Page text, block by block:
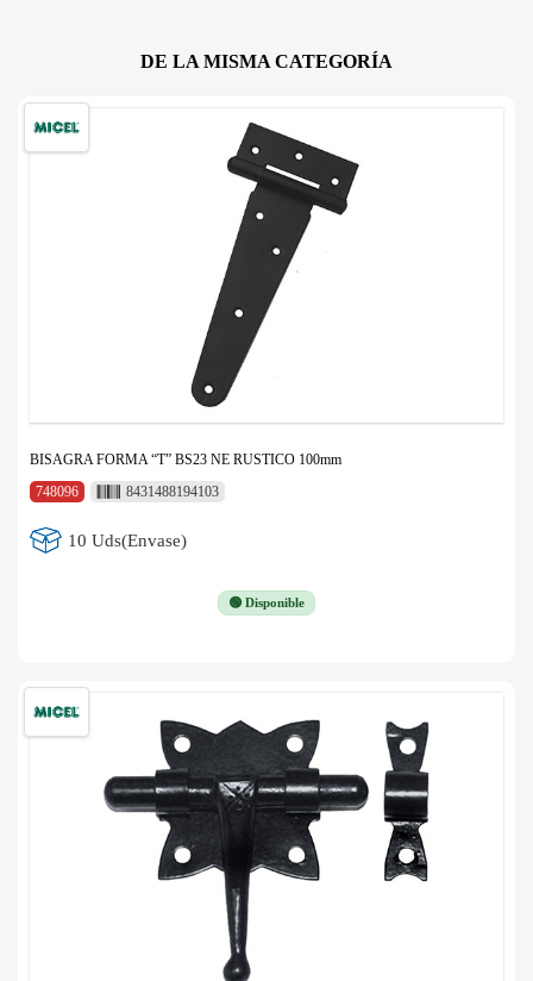
DE LA MISMA CATEGORÍA
BISAGRA FORMA “T” BS23 NE RUSTICO 100mm
748096
8431488194103
10 Uds(Envase)
🟢 Disponible